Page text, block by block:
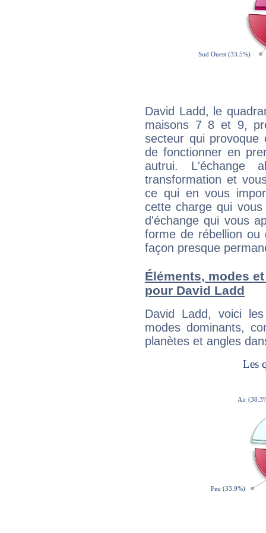
David Ladd, le
maisons 7 8 et 9,
secteur qui provoque
de fonctionner en
autrui. L'échange
transformation et
ce qui en vous
cette charge qui
d'échange qui vous
forme de rébellion ou
façon presque
Éléments, modes
pour David Ladd
David Ladd, voici
modes dominants,
planètes et angles